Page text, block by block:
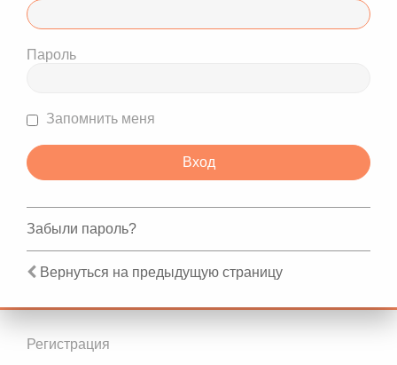
Пароль
Запомнить меня
Забыли пароль?
Вернуться на предыдущую страницу
Регистрация